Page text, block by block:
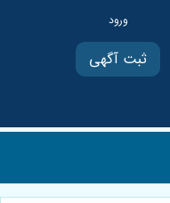
ثبت آگهی